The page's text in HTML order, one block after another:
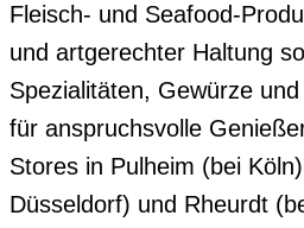
Fleisch- und Seafood-
und artgerechter Haltung
Spezialitäten, Gewürze
für anspruchsvolle
Stores in Pulheim (bei
Düsseldorf) und Rheurdt